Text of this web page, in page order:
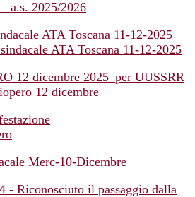
a.s. 2025/2026
ATA Toscana 11-12-2025
ATA Toscana 11-12-2025
12 dicembre 2025_per UUSSRR
12 dicembre
Merc-10-Dicembre
- Riconosciuto il passaggio dalla